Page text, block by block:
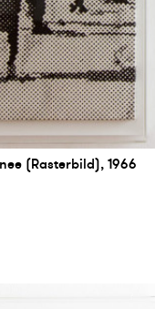
(Rasterbild), 1966